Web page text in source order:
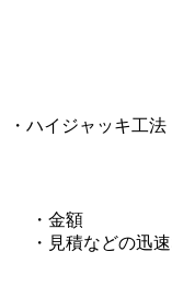
・ハイジャッキ工法
・金額
・見積などの迅